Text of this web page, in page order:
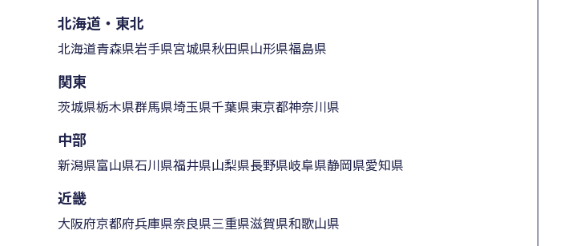
北海道・東北
北海道青森県岩手県宮城県秋田県山形県福島県
関東
茨城県栃木県群馬県埼玉県千葉県東京都神奈川県
中部
新潟県富山県石川県福井県山梨県長野県岐阜県静岡県愛知県
近畿
大阪府京都府兵庫県奈良県三重県滋賀県和歌山県